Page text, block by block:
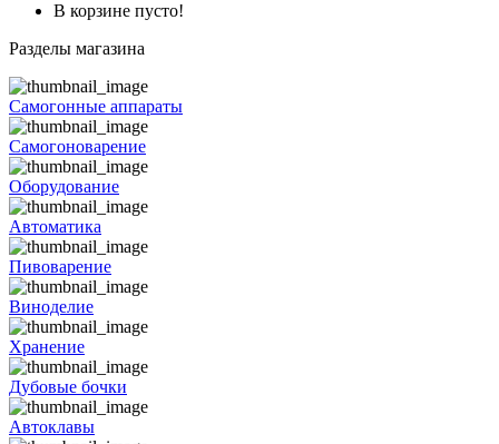
В корзине пусто!
Разделы магазина
Самогонные аппараты
Самогоноварение
Оборудование
Автоматика
Пивоварение
Виноделие
Хранение
Дубовые бочки
Автоклавы